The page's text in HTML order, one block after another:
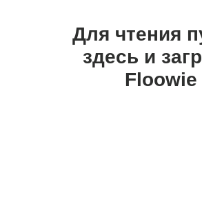
Для чтения
здесь и
Floowie